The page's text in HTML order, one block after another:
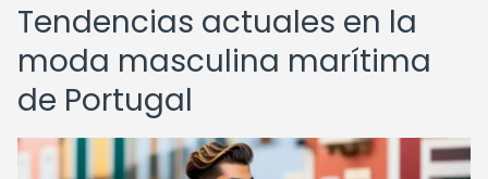
Tendencias actuales en la
moda masculina marítima
de Portugal